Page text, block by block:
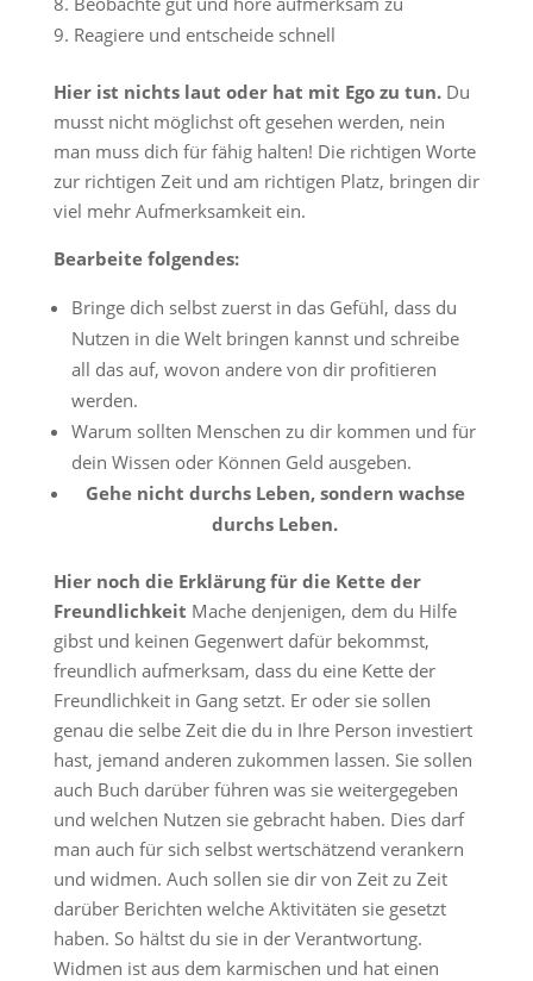
Reagiere und entscheide schnell
Hier ist nichts laut oder hat mit Ego zu tun.Du
musst nicht möglichst oft gesehen werden, nein
man muss dich für fähig halten! Die richtigen Worte
zur richtigen Zeit und am richtigen Platz, bringen dir
viel mehr Aufmerksamkeit ein.
Bearbeite folgendes:
Bringe dich selbst zuerst in das Gefühl, dass du
Nutzen in die Welt bringen kannst und schreibe
all das auf, wovon andere von dir profitieren
werden.
Warum sollten Menschen zu dir kommen und für
dein Wissen oder Können Geld ausgeben.
Gehe nicht durchs Leben, sondern wachse
durchs Leben.
Hier noch die Erklärung für die Kette der
Freundlichkeit Mache denjenigen, dem du Hilfe
gibst und keinen Gegenwert dafür bekommst,
freundlich aufmerksam, dass du eine Kette der
Freundlichkeit in Gang setzt. Er oder sie sollen
genau die selbe Zeit die du in Ihre Person investiert
hast, jemand anderen zukommen lassen. Sie sollen
auch Buch darüber führen was sie weitergegeben
und welchen Nutzen sie gebracht haben. Dies darf
man auch für sich selbst wertschätzend verankern
und widmen. Auch sollen sie dir von Zeit zu Zeit
darüber Berichten welche Aktivitäten sie gesetzt
haben. So hältst du sie in der Verantwortung.
Widmen ist aus dem karmischen und hat einen